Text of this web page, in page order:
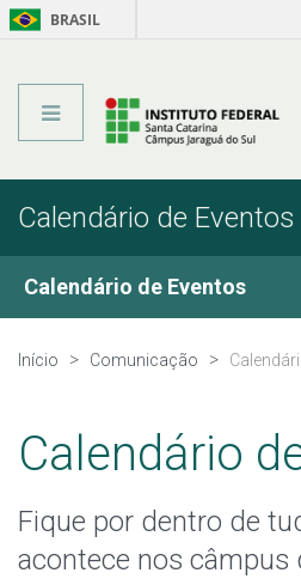
BRASIL
Calendário de Eventos
Calendário de Eventos
Fale Conosco
Calendário de Eventos
Notícias
Início Comunicação
Calendário
Fique por dentro de
acontece nos câmpus